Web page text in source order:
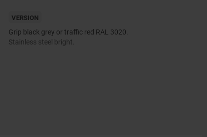
VERSION
Grip black grey or traffic red RAL 3020.
Stainless steel bright.